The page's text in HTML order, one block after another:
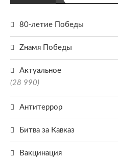
80-летие Победы
Zнамя Победы
Актуальное
(28 990)
Антитеррор
Битва за Кавказ
Вакцинация